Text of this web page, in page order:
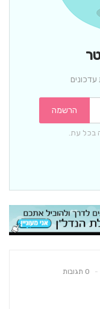
הרשמה
בכל עת.
0 תגובות